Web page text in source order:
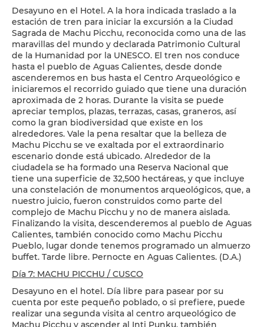
Desayuno en el Hotel. A la hora indicada traslado a la
estación de tren para iniciar la excursión a la Ciudad
Sagrada de Machu Picchu, reconocida como una de las
maravillas del mundo y declarada Patrimonio Cultural
de la Humanidad por la UNESCO. El tren nos conduce
hasta el pueblo de Aguas Calientes, desde donde
ascenderemos en bus hasta el Centro Arqueológico e
iniciaremos el recorrido guiado que tiene una duración
aproximada de 2 horas. Durante la visita se puede
apreciar templos, plazas, terrazas, casas, graneros, así
como la gran biodiversidad que existe en los
alrededores. Vale la pena resaltar que la belleza de
Machu Picchu se ve exaltada por el extraordinario
escenario donde está ubicado. Alrededor de la
ciudadela se ha formado una Reserva Nacional que
tiene una superficie de 32,500 hectáreas, y que incluye
una constelación de monumentos arqueológicos, que, a
nuestro juicio, fueron construidos como parte del
complejo de Machu Picchu y no de manera aislada.
Finalizando la visita, descenderemos al pueblo de Aguas
Calientes, también conocido como Machu Picchu
Pueblo, lugar donde tenemos programado un almuerzo
buffet. Tarde libre. Pernocte en Aguas Calientes. (D.A.)
Día 7: MACHU PICCHU / CUSCO
Desayuno en el hotel. Día libre para pasear por su
cuenta por este pequeño poblado, o si prefiere, puede
realizar una segunda visita al centro arqueológico de
Machu Picchu y ascender al Inti Punku, también